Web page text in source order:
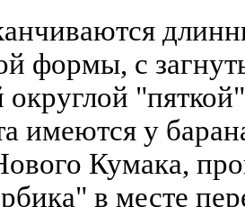
формы, с
имеются у
Кумака,
в месте